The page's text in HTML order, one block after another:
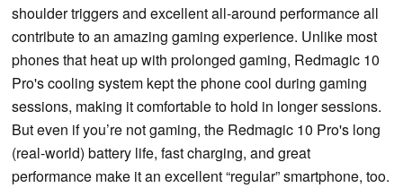
shoulder triggers and excellent all-around performance all
contribute to an amazing gaming experience. Unlike most
phones that heat up with prolonged gaming, Redmagic 10
Pro's cooling system kept the phone cool during gaming
sessions, making it comfortable to hold in longer sessions.
But even if you’re not gaming, the Redmagic 10 Pro's long
(real-world) battery life, fast charging, and great
performance make it an excellent “regular” smartphone, too.